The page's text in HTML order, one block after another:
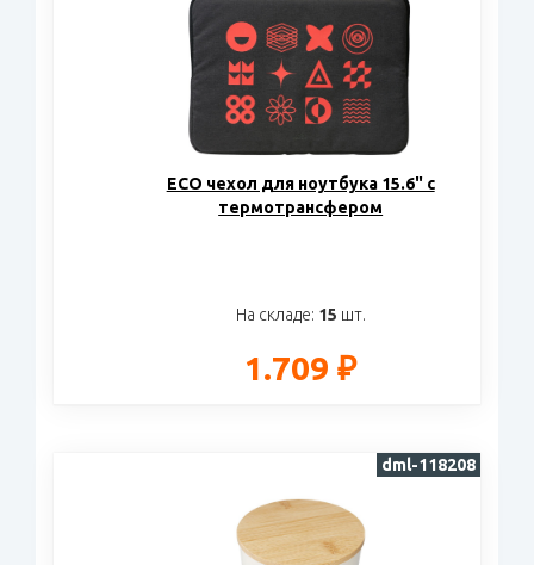
ECO чехол для ноутбука 15.6" с
термотрансфером
На складе: 15 шт.
1.709 ₽
dml-118208